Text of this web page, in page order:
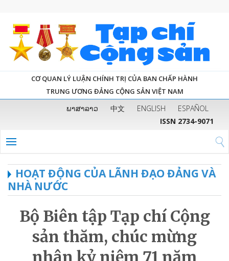
CƠ QUAN LÝ LUẬN CHÍNH TRỊ CỦA BAN CHẤP HÀNH
TRUNG ƯƠNG ĐẢNG CỘNG SẢN VIỆT NAM
ພາສາລາວ 中文 ENGLISH
ESPAÑOL
ISSN 2734-9071
HOẠT ĐỘNG CỦA LÃNH ĐẠO ĐẢNG VÀ
NHÀ NƯỚC
Bộ Biên tập Tạp chí Cộng
sản thăm, chúc mừng
nhân kỷ niệm 71 năm